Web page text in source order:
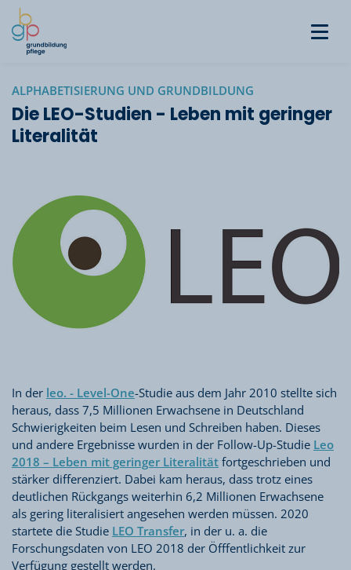
ALPHABETISIERUNG UND GRUNDBILDUNG
Die LEO-Studien - Leben mit geringer
Literalität
In der leo. - Level-One-Studie aus dem Jahr 2010 stellte sich
heraus, dass 7,5 Millionen Erwachsene in Deutschland
Schwierigkeiten beim Lesen und Schreiben haben. Dieses
und andere Ergebnisse wurden in der Follow-Up-Studie Leo
2018 – Leben mit geringer Literalität fortgeschrieben und
stärker differenziert. Dabei kam heraus, dass trotz eines
deutlichen Rückgangs weiterhin 6,2 Millionen Erwachsene
als gering literalisiert angesehen werden müssen. 2020
startete die Studie LEO Transfer, in der u. a. die
Forschungsdaten von LEO 2018 der Öfffentlichkeit zur
Verfügung gestellt werden.